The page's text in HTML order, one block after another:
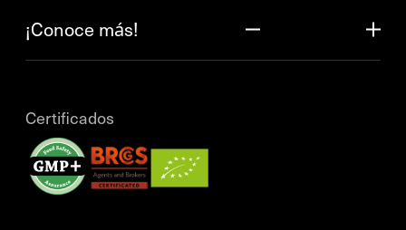
¡Conoce más!
Certificados